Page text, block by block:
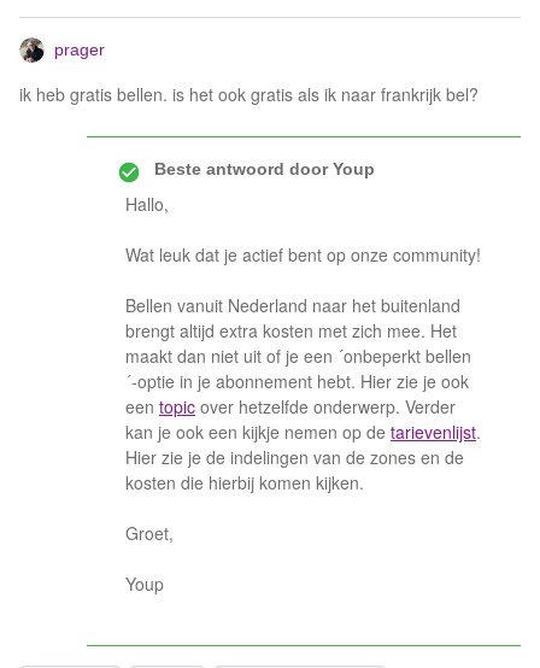
prager
ik heb gratis bellen. is het ook gratis als ik naar frankrijk bel?
Beste antwoord doorYoup
Hallo,
Wat leuk dat je actief bent op onze community!
Bellen vanuit Nederland naar het buitenland
brengt altijd extra kosten met zich mee. Het
maakt dan niet uit of je een ´onbeperkt bellen
´-optie in je abonnement hebt. Hier zie je ook
een topic over hetzelfde onderwerp. Verder
kan je ook een kijkje nemen op de tarievenlijst.
Hier zie je de indelingen van de zones en de
kosten die hierbij komen kijken.
Groet,
Youp